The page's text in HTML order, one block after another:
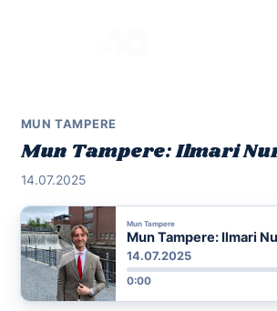
MUN TAMPERE
Mun Tampere: Ilmari
14.07.2025
Mun Tampere
Mun Tampere: Ilmari
14.07.2025
0:00